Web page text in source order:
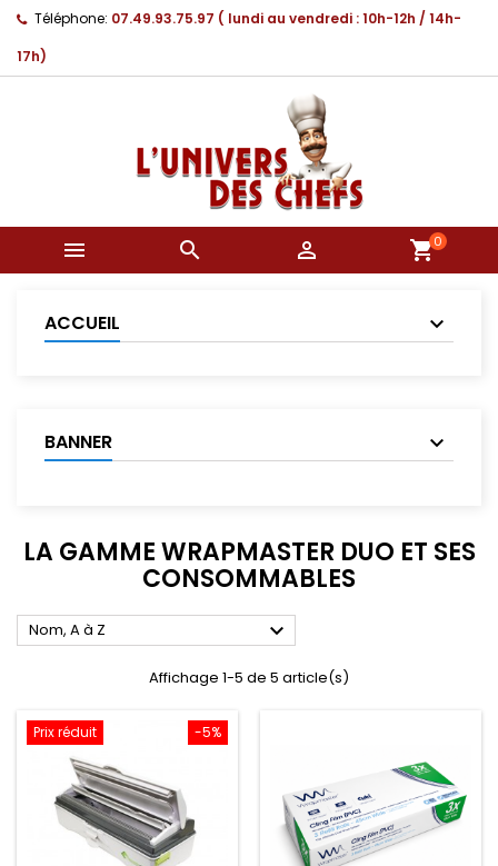
Téléphone: 07.49.93.75.97 ( lundi au vendredi : 10h-12h / 14h-
17h)
   shopping_cart0
ACCUEIL
BANNER
LA GAMME WRAPMASTER DUO ET SES
CONSOMMABLES
Nom, A à Z 
Affichage 1-5 de 5 article(s)
-5%
Prix réduit